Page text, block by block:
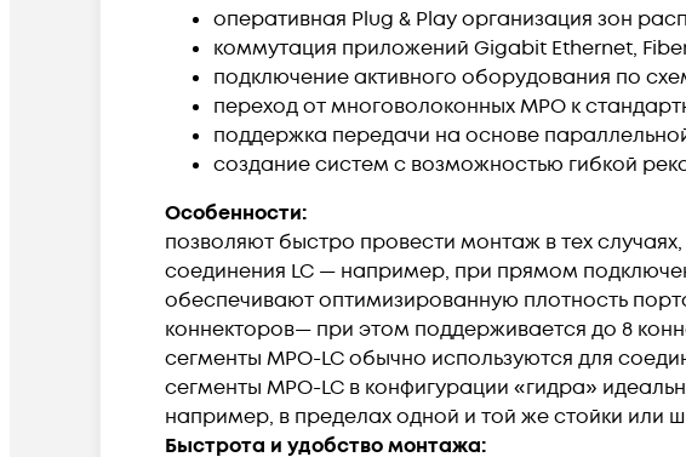
оперативная Plug & Play организация зон
коммутация приложений Gigabit Ethernet,
подключение активного оборудования по
переход от многоволоконных MPO к
поддержка передачи на основе
создание систем с возможностью гибкой
Особенности:
позволяют быстро провести монтаж в тех
соединения LC — например, при прямом
обеспечивают оптимизированную плотность
коннекторов— при этом поддерживается до 8
сегменты MPO-LC обычно используются для
сегменты MPO-LC в конфигурации «гидра»
например, в пределах одной и той же стойки или
Быстрота и удобство монтажа: